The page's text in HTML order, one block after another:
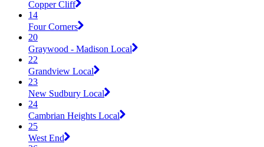
Copper Cliff
14
Four Corners
20
Graywood - Madison Local
22
Grandview Local
23
New Sudbury Local
24
Cambrian Heights Local
25
West End